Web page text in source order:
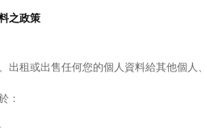
之政策
出租或出售任何您的個人資料給其他個人
：